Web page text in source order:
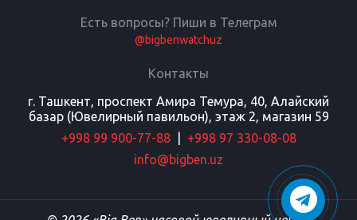
Есть вопросы? Пиши в Телеграм
@bigbenwatchuz
Контакты
г. Ташкент, проспект Амира Темура, 40, Алайский
базар (Ювелирный павильон), этаж 2, магазин 59
+998 99 900-77-88
+998 97 330-08-08
info@bigben.uz